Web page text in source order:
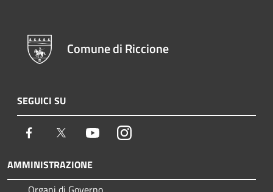
Comune di Riccione
SEGUICI SU
Facebook Twitter YoutubeInstagram
AMMINISTRAZIONE